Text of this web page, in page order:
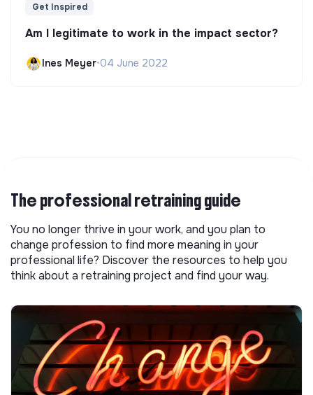
Get Inspired
Am I legitimate to work in the impact sector?
Ines Meyer•04 June 2022
The professional retraining guide
You no longer thrive in your work, and you plan to
change profession to find more meaning in your
professional life? Discover the resources to help you
think about a retraining project and find your way.